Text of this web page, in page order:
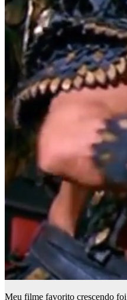
Meu filme favorito crescendo foi